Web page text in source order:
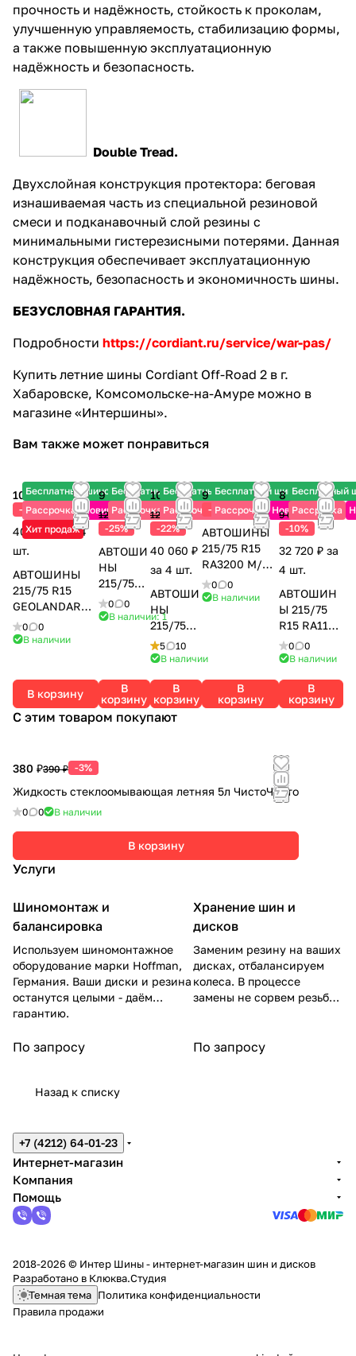
прочность и надёжность, стойкость к проколам,
улучшенную управляемость, стабилизацию формы,
а также повышенную эксплуатационную
надёжность и безопасность.
Double Tread.
Двухслойная конструкция протектора: беговая
изнашиваемая часть из специальной резиновой
смеси и подканавочный слой резины с
минимальными гистерезисными потерями. Данная
конструкция обеспечивает эксплуатационную
надёжность, безопасность и экономичность шины.
БЕЗУСЛОВНАЯ ГАРАНТИЯ.
Подробности https://cordiant.ru/service/war-pas/
Купить летние шины Cordiant Off-Road 2 в г.
Хабаровске, Комсомольске-на-Амуре можно в
магазине «Интершины».
Вам также может понравиться
Бесплатный шиномонтаж
Рассрочка Новинка
Хит продаж
10 120 ₽13 490 ₽
-25%
40 480 ₽ за 4
шт.
АВТОШИНЫ
215/75 R15
GEOLANDAR
A/T4 G018 LT
106/103S
0
0
В наличии
В корзину
Бесплатный шиномонтаж
Рассрочка
9 630 ₽
12 840 ₽
-25%
АВТОШИ
НЫ
215/75
R15 AT-
771 100S
0
0
В наличии: 1
В
корзину
Бесплатный шиномонтаж
Рассрочка
10 015 ₽
12 840 ₽
-22%
40 060 ₽
за 4 шт.
АВТОШИ
НЫ
215/75
R15 AT-
771 100S
5
10
В наличии
В
корзину
Бесплатный шиномонтаж
Рассрочка Новинка
9 320 ₽10 710 ₽
-13%
АВТОШИНЫ
215/75 R15
RA3200 M/T
LT WW
100/97Q
0
0
В наличии
В
корзину
Бесплатный
Рассрочка
8 180 ₽
9 090 ₽
-10%
32 720 ₽ за
4 шт.
АВТОШИН
Ы 215/75
R15 RA1100
A/T 100S
ROADCRUZ
0
0
В наличии
В
корзину
С этим товаром покупают
380 ₽390 ₽ -3%
Жидкость стеклоомывающая летняя 5л ЧистоЧисто
0 0 В наличии
В корзину
Услуги
Шиномонтаж и
балансировка
Используем шиномонтажное
оборудование марки Hoffman,
Германия. Ваши диски и резина
останутся целыми - даём
гарантию.
По запросу
Хранение шин и
дисков
Заменим резину на ваших
дисках, отбалансируем
колеса. В процессе
замены не сорвем резьбу
По запросу
Назад к списку
+7 (4212) 64-01-23
Интернет-магазин
Компания
Помощь
2018-2026 © Интер Шины - интернет-магазин шин и дисков
Разработано в Клюква.Студия
Темная тема Политика конфиденциальности
Правила продажи